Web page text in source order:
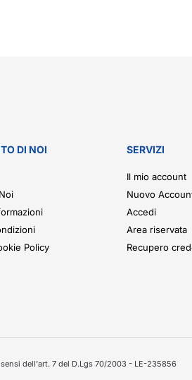
DI NOI
Policy
SERVIZI
Il mio account
Nuovo
Accedi
Area riservata
Recupero
dell'art. 7 del D.Lgs 70/2003 - LE-235856